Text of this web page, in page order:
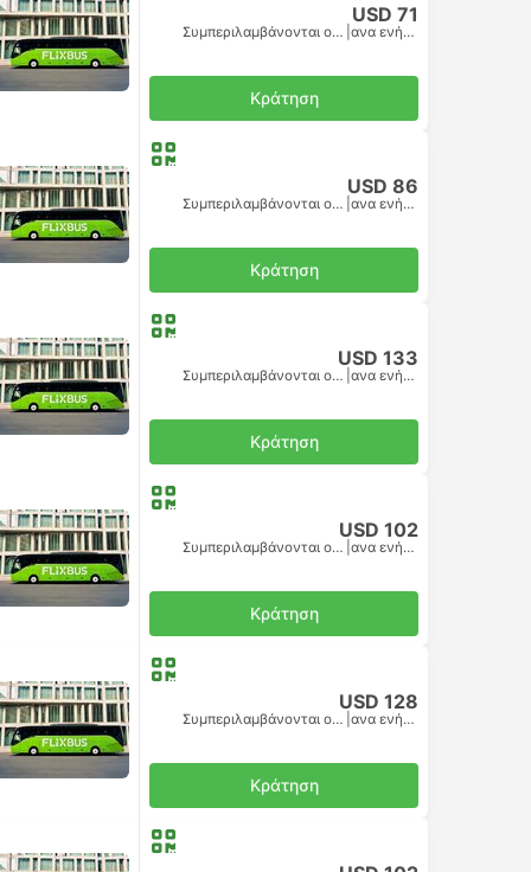
USD 71
Συμπεριλαμβάνονται οι φόροι | ανα ενήλικα
Κράτηση
USD 86
Συμπεριλαμβάνονται οι φόροι | ανα ενήλικα
Κράτηση
USD 133
Συμπεριλαμβάνονται οι φόροι | ανα ενήλικα
Κράτηση
USD 102
Συμπεριλαμβάνονται οι φόροι | ανα ενήλικα
Κράτηση
USD 128
Συμπεριλαμβάνονται οι φόροι | ανα ενήλικα
Κράτηση